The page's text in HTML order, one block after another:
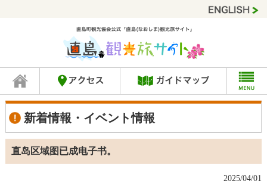
新着情報・イベント情報
直岛区域图已成电子书。
2025/04/01